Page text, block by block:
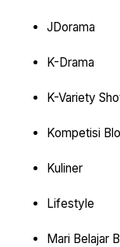
JDorama
K-Drama
K-Variety
Kompetisi
Kuliner
Lifestyle
Mari Belajar